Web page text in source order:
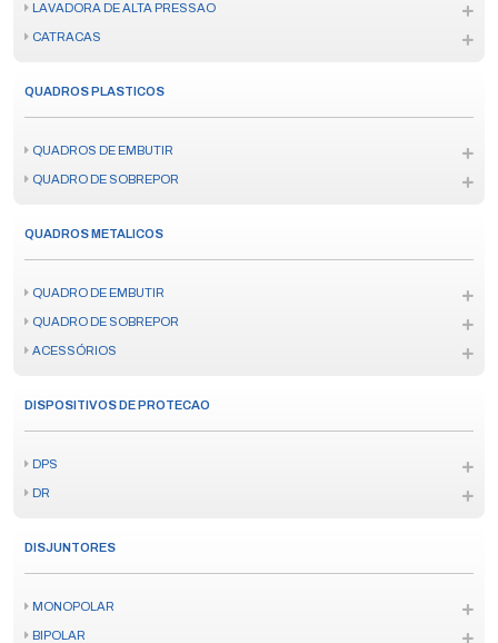
LAVADORA DE ALTA PRESSAO
CATRACAS
QUADROS PLASTICOS
QUADROS DE EMBUTIR
QUADRO DE SOBREPOR
QUADROS METALICOS
QUADRO DE EMBUTIR
QUADRO DE SOBREPOR
ACESSÓRIOS
DISPOSITIVOS DE PROTECAO
DPS
DR
DISJUNTORES
MONOPOLAR
BIPOLAR